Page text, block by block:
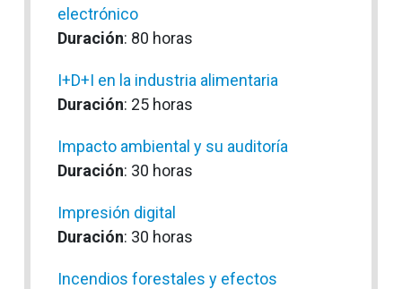
electrónico
Duración: 80 horas
I+D+I en la industria alimentaria
Duración: 25 horas
Impacto ambiental y su auditoría
Duración: 30 horas
Impresión digital
Duración: 30 horas
Incendios forestales y efectos